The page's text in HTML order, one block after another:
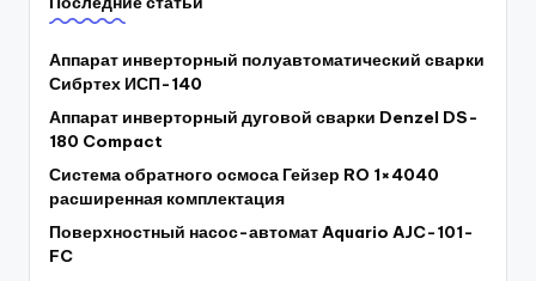
Аппарат инверторный полуавтоматический сварки
Сибртех ИСП-140
Аппарат инверторный дуговой сварки Denzel DS-
180 Compact
Система обратного осмоса Гейзер RO 1×4040
расширенная комплектация
Поверхностный насос-автомат Aquario AJC-101-
FC